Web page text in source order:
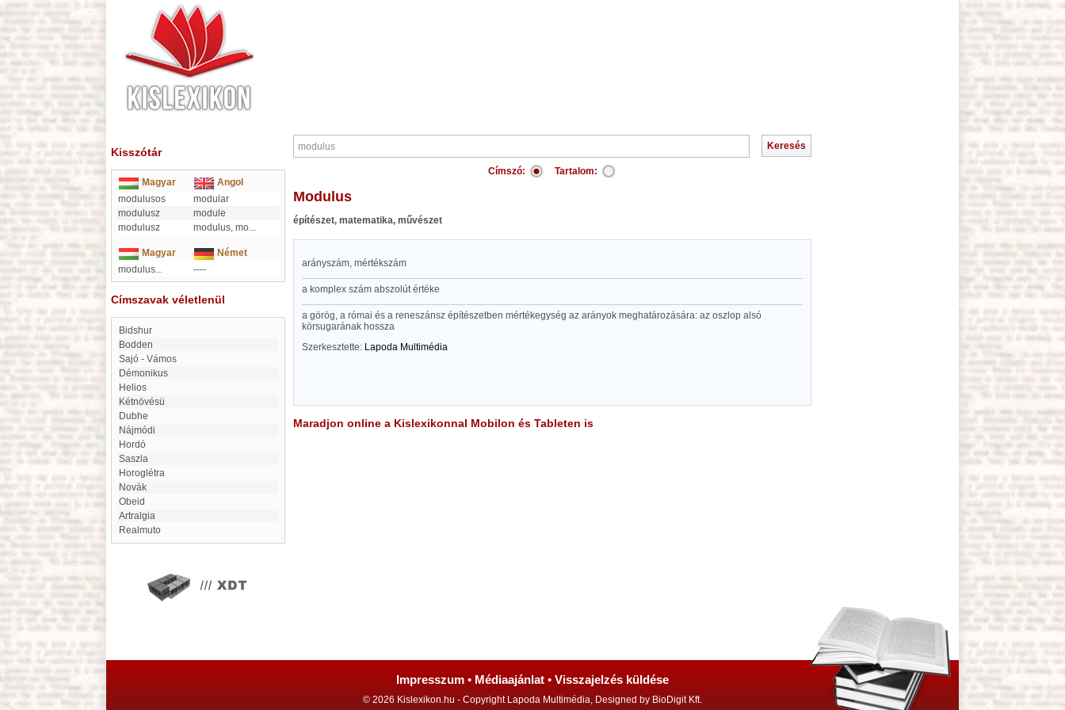
Kisszótár
Magyar
Angol
modulusos
modular
modulusz
module
modulusz
modulus, mo...
Magyar
Német
modulus...
----
Címszavak véletlenül
Bidshur
Bodden
Sajó - Vámos
Démonikus
Helios
Kétnövésü
Dubhe
nájmódi
Hordó
Saszla
Horoglétra
Novák
Obeid
Artralgia
Realmuto
Címszó: Tartalom:
modulus
építészet, matematika, művészet
arányszám, mértékszám
a komplex szám abszolút értéke
a görög, a római és a reneszánsz építészetben mértékegység az arányok meghatározására: az oszlop alsó
körsugarának hossza
Szerkesztette: Lapoda Multimédia
Maradjon online a Kislexikonnal Mobilon és Tableten is
Impresszum • Médiaajánlat • Visszajelzés küldése
© 2026 Kislexikon.hu - Copyright Lapoda Multimédia, Designed by BioDigit Kft.